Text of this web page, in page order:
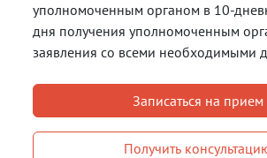
уполномоченным органом в 10-
дня получения уполномоченным
заявления со всеми необходимыми
Записаться на прием
Получить